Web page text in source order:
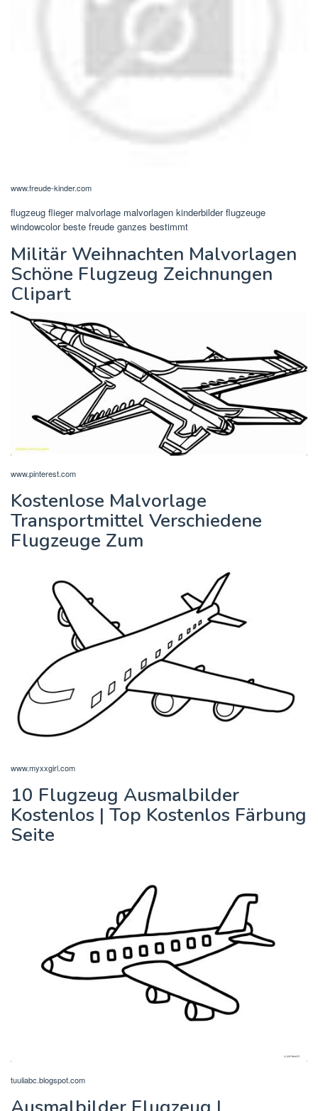
www.freude-kinder.com
flugzeug flieger malvorlage malvorlagen kinderbilder flugzeuge
windowcolor beste freude ganzes bestimmt
Militär Weihnachten Malvorlagen
Schöne Flugzeug Zeichnungen
Clipart
www.pinterest.com
Kostenlose Malvorlage
Transportmittel Verschiedene
Flugzeuge Zum
www.myxxgirl.com
10 Flugzeug Ausmalbilder
Kostenlos | Top Kostenlos Färbung
Seite
tuuliabc.blogspot.com